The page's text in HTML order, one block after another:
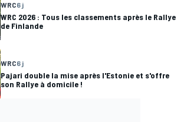
WRC6 j
WRC 2026 : Tous les classements après le Rallye
de Finlande
WRC6 j
Pajari double la mise après l'Estonie et s'offre
son Rallye à domicile !